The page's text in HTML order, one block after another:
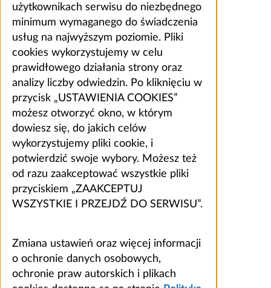
użytkownikach serwisu do niezbędnego
minimum wymaganego do świadczenia
usług na najwyższym poziomie. Pliki
cookies wykorzystujemy w celu
prawidłowego działania strony oraz
analizy liczby odwiedzin. Po kliknięciu w
przycisk „USTAWIENIA COOKIES”
możesz otworzyć okno, w którym
dowiesz się, do jakich celów
wykorzystujemy pliki cookie, i
potwierdzić swoje wybory. Możesz też
od razu zaakceptować wszystkie pliki
przyciskiem „ZAAKCEPTUJ
WSZYSTKIE I PRZEJDŹ DO SERWISU”.
Zmiana ustawień oraz więcej informacji
o ochronie danych osobowych,
ochronie praw autorskich i plikach